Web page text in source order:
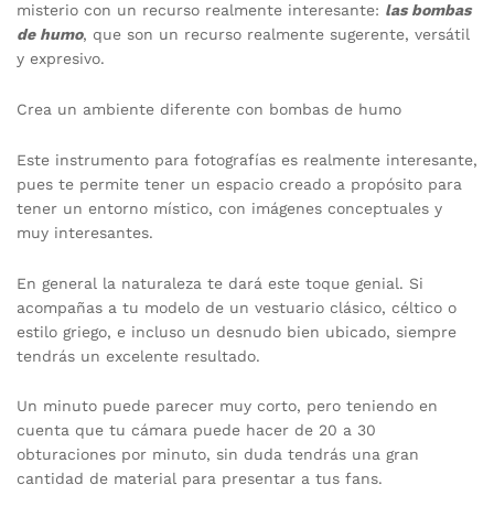
misterio con un recurso realmente interesante: las bombas
de humo, que son un recurso realmente sugerente, versátil
y expresivo.
Crea un ambiente diferente con bombas de humo
Este instrumento para fotografías es realmente interesante,
pues te permite tener un espacio creado a propósito para
tener un entorno místico, con imágenes conceptuales y
muy interesantes.
En general la naturaleza te dará este toque genial. Si
acompañas a tu modelo de un vestuario clásico, céltico o
estilo griego, e incluso un desnudo bien ubicado, siempre
tendrás un excelente resultado.
Un minuto puede parecer muy corto, pero teniendo en
cuenta que tu cámara puede hacer de 20 a 30
obturaciones por minuto, sin duda tendrás una gran
cantidad de material para presentar a tus fans.